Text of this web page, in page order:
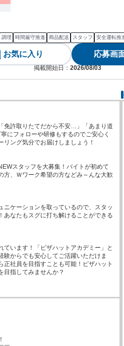
調理 時間厳守推進 商品配送 スタッフ 安全運転推
お気に入り 応募画
掲載開始日： 2026/08/03
免許取りたてだから不安…」「あまり道
にフォローや研修もするのでご安心く
ング気分でお届けしましょう！
スタッフを大募集！バイトが初めて
方、Ｗワーク希望の方などみ～んな大歓
ニケーションを取っているので、スタッ
あなたもスグに打ち解けることができる
ています！「ピザハットアカデミー」と
験からでも安心してご活躍いただけま
正社員を目指すことも可能！ピザハット
目指してみませんか？